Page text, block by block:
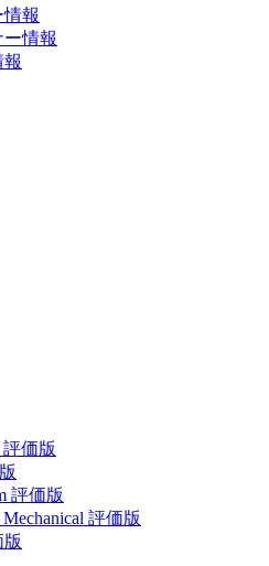
報
情報
価版
評価版
評価版
版